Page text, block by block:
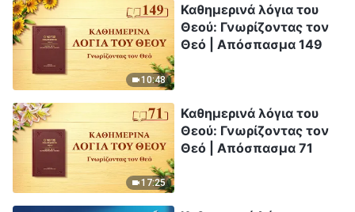
10:48
Καθημερινά λόγια του
Θεού: Γνωρίζοντας τον
Θεό | Απόσπασμα 149
17:25
Καθημερινά λόγια του
Θεού: Γνωρίζοντας τον
Θεό | Απόσπασμα 71